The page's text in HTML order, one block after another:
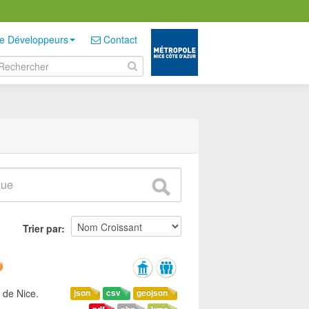
Développeurs Contact
Trier par
geojson
csv
json
Nice.